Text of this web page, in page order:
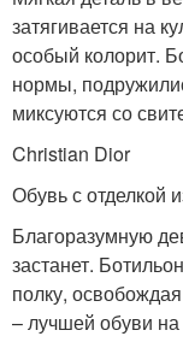
затягивается на
особый колорит.
нормы,
миксуются со
Christian Dior
Обувь с отделкой
Благоразумную
застанет.
полку,
– лучшей обуви на